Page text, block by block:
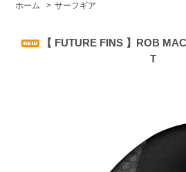
ホーム
> サーフギア
【 FUTURE FINS 】ROB
T